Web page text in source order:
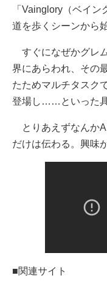
「Vainglory（ベイ
道を歩くシーンから
すぐになぜかグレ
界にあらわれ、その
たためマルチタスク
登場し……といった具
とりあえずなんか
だけは伝わる。興味
■関連サイト